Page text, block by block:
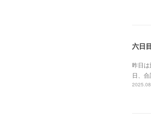
六日目
昨日
日、